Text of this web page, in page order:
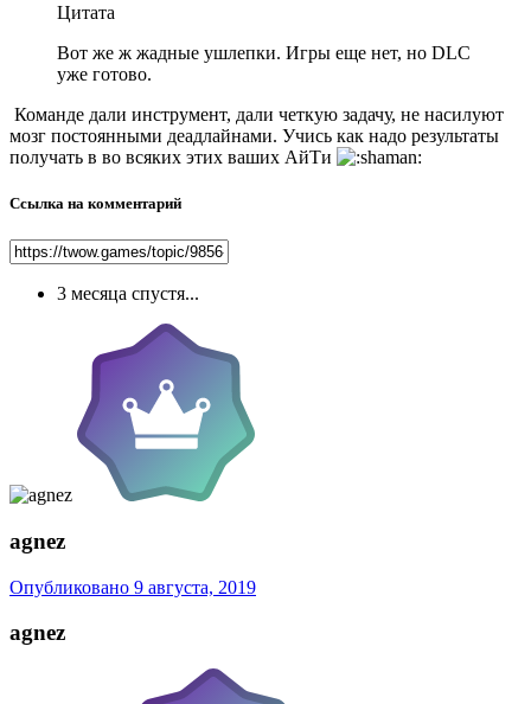
Цитата
Вот же ж жадные ушлепки. Игры еще нет, но DLC
уже готово.
Команде дали инструмент, дали четкую задачу, не насилуют
мозг постоянными деадлайнами. Учись как надо результаты
получать в во всяких этих ваших АйТи
Ссылка на комментарий
3 месяца спустя...
agnez
Опубликовано 9 августа, 2019
agnez